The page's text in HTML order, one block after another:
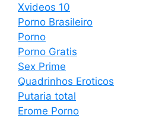
Xvideos 10
Porno Brasileiro
Porno
Porno Gratis
Sex Prime
Quadrinhos Eroticos
Putaria total
Erome Porno